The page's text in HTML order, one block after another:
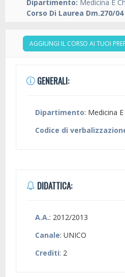
Dipartimento: Medicina E
Corso Di Laurea Dm.270/
AGGIUNGI IL CORSO AI TUOI
GENERALI:
Dipartimento: Medicina
Codice di
DIDATTICA:
A.A.: 2012/2013
Canale: UNICO
Crediti: 2